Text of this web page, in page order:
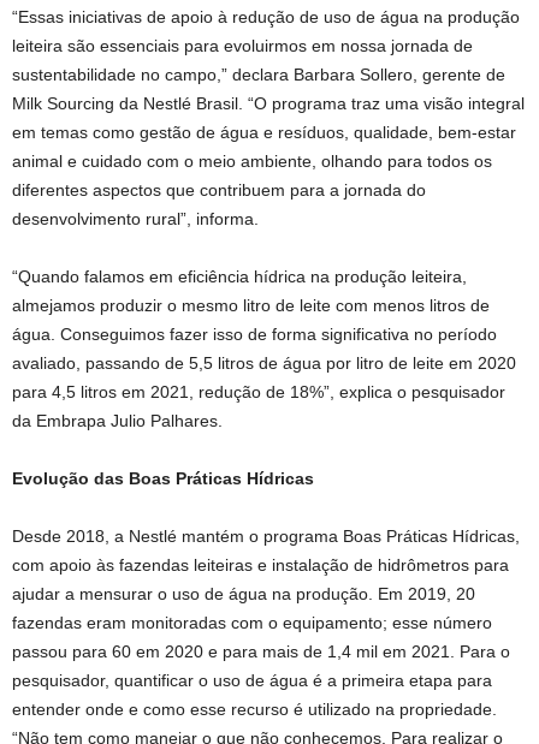
“Essas iniciativas de apoio à redução de uso de água na produção
leiteira são essenciais para evoluirmos em nossa jornada de
sustentabilidade no campo,” declara Barbara Sollero, gerente de
Milk Sourcing da Nestlé Brasil. “O programa traz uma visão integral
em temas como gestão de água e resíduos, qualidade, bem-estar
animal e cuidado com o meio ambiente, olhando para todos os
diferentes aspectos que contribuem para a jornada do
desenvolvimento rural”, informa.
“Quando falamos em eficiência hídrica na produção leiteira,
almejamos produzir o mesmo litro de leite com menos litros de
água. Conseguimos fazer isso de forma significativa no período
avaliado, passando de 5,5 litros de água por litro de leite em 2020
para 4,5 litros em 2021, redução de 18%”, explica o pesquisador
da Embrapa Julio Palhares.
Evolução das Boas Práticas Hídricas
Desde 2018, a Nestlé mantém o programa Boas Práticas Hídricas,
com apoio às fazendas leiteiras e instalação de hidrômetros para
ajudar a mensurar o uso de água na produção. Em 2019, 20
fazendas eram monitoradas com o equipamento; esse número
passou para 60 em 2020 e para mais de 1,4 mil em 2021. Para o
pesquisador, quantificar o uso de água é a primeira etapa para
entender onde e como esse recurso é utilizado na propriedade.
“Não tem como manejar o que não conhecemos. Para realizar o